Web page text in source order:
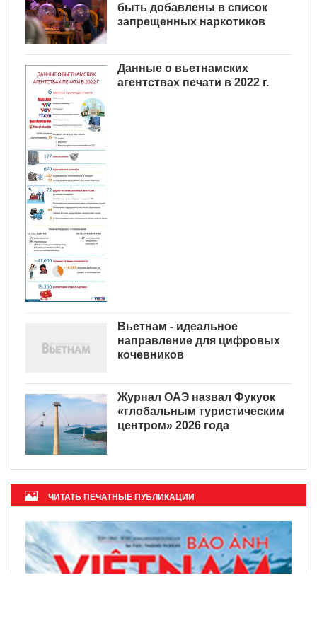
быть добавлены в список
запрещенных наркотиков
Данные о вьетнамских
агентствах печати в 2022 г.
Вьетнам - идеальное
направление для цифровых
кочевников
Журнал ОАЭ назвал Фукуок
«глобальным туристическим
центром» 2026 года
ЧИТАТЬ ПЕЧАТНЫЕ ПУБЛИКАЦИИ